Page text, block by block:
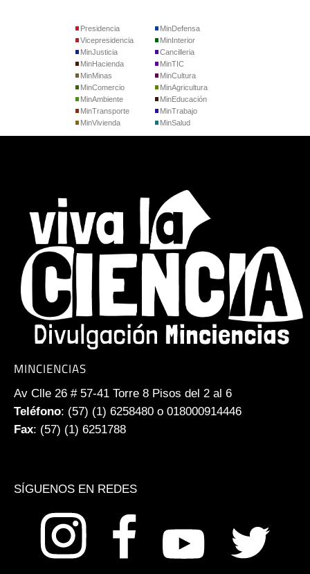
Presidencia
Vicepresidencia
MinJusticia
MinDefensa
MinInterior
Cancilleria
MinHacienda
MinMinas
MinComercio
MinTIC
MinCultura
MinAgricultura
MinAmbiente
MinTransporte
MinVivienda
MinEducación
MinTrabajo
MinSalud
MINCIENCIAS
Av Clle 26 # 57-41 Torre 8 Pisos del 2 al 6
Teléfono: (57) (1) 6258480 o 018000914446
Fax: (57) (1) 6251788
SÍGUENOS EN REDES